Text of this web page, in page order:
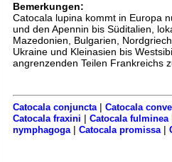
Bemerkungen:
Catocala lupina kommt in Europa
und den Apennin bis Süditalien,
Mazedonien, Bulgarien,
Ukraine und Kleinasien bis
angrenzenden Teilen Frankreichs
Catocala conjuncta| Catocala
Catocala fraxini | Catocala fulminea
nymphagoga| Catocala promissa|